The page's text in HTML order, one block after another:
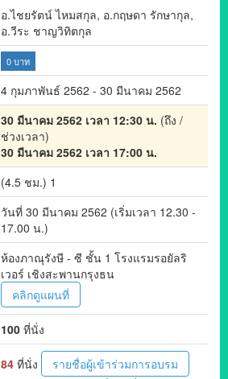
อ.ไชยรัตน์ ไหมสกุล, อ.กฤษดา รักษากุล,
อ.วีระ ชาญวิทิตกุล
0 บาท
4 กุมภาพันธ์ 2562 - 30 มีนาคม 2562
30 มีนาคม 2562 เวลา 12:30 น. (ถึง /
ช่วงเวลา)
30 มีนาคม 2562 เวลา 17:00 น.
(4.5 ชม.) 1
วันที่ 30 มีนาคม 2562 (เริ่มเวลา 12.30 -
17.00 น.)
ห้องภาณุรังษี - ซี ชั้น 1 โรงแรมรอยัลริ
เวอร์ เชิงสะพานกรุงธน
คลิกดูแผนที่
100 ที่นั่ง
84 ที่นั่ง
รายชื่อผู้เข้าร่วมการอบรม